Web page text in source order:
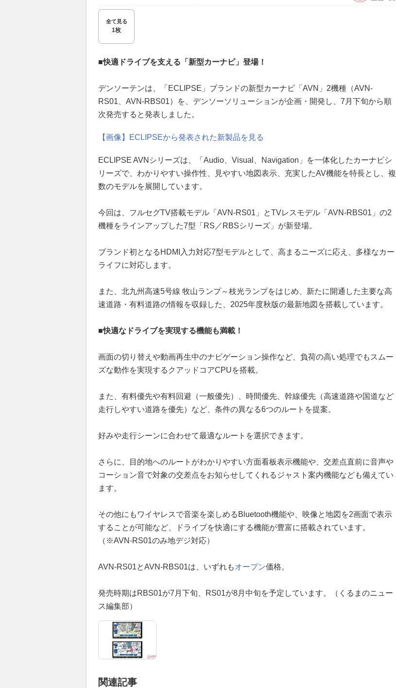
全て見る
1枚
■快適ドライブを支える「新型カーナビ」登場！
デンソーテンは、「ECLIPSE」ブランドの新型カーナビ「AVN」2機種（AVN-
RS01、AVN-RBS01）を、デンソーソリューションが企画・開発し、7月下旬から順
次発売すると発表しました。
【画像】ECLIPSEから発表された新製品を見る
ECLIPSE AVNシリーズは、「Audio、Visual、Navigation」を一体化したカーナビシ
リーズで、わかりやすい操作性、見やすい地図表示、充実したAV機能を特長とし、複
数のモデルを展開しています。
今回は、フルセグTV搭載モデル「AVN-RS01」とTVレスモデル「AVN-RBS01」の2
機種をラインアップした7型「RS／RBSシリーズ」が新登場。
ブランド初となるHDMI入力対応7型モデルとして、高まるニーズに応え、多様なカー
ライフに対応します。
また、北九州高速5号線 牧山ランプ～枝光ランプをはじめ、新たに開通した主要な高
速道路・有料道路の情報を収録した、2025年度秋版の最新地図を搭載しています。
■快適なドライブを実現する機能も満載！
画面の切り替えや動画再生中のナビゲーション操作など、負荷の高い処理でもスムー
ズな動作を実現するクアッドコアCPUを搭載。
また、有料優先や有料回避（一般優先）、時間優先、幹線優先（高速道路や国道など
走行しやすい道路を優先）など、条件の異なる6つのルートを提案。
好みや走行シーンに合わせて最適なルートを選択できます。
さらに、目的地へのルートがわかりやすい方面看板表示機能や、交差点直前に音声や
コーション音で対象の交差点をお知らせしてくれるジャスト案内機能なども備えてい
ます。
その他にもワイヤレスで音楽を楽しめるBluetooth機能や、映像と地図を2画面で表示
することが可能など、ドライブを快適にする機能が豊富に搭載されています。
（※AVN-RS01のみ地デジ対応）
AVN-RS01とAVN-RBS01は、いずれもオープン価格。
発売時期はRBS01が7月下旬、RS01が8月中旬を予定しています。（くるまのニュー
ス編集部）
関連記事